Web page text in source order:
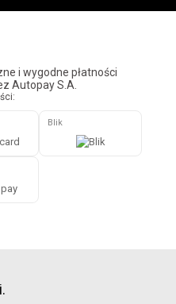
i wygodne płatności
Autopay S.A.
Blik